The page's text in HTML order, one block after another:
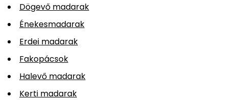
Dögevő madarak
Énekesmadarak
Erdei madarak
Fakopácsok
Halevő madarak
Kerti madarak